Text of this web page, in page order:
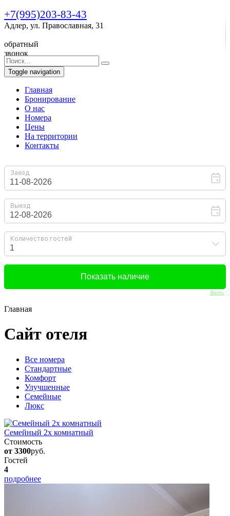
+7(995)203-83-43
Адлер, ул. Православная, 31
обратный
звонок
Toggle navigation
Главная
Бронирование
O нас
Номера
Цены
На территории
Контакты
Bnovo
Главная
Сайт отеля
Вcе номера
Стандартные
Комфорт
Улучшенные
Семейные
Люкс
Семейный 2х комнатный
Стоимость
от 3300руб.
Гостей
4
подробнее